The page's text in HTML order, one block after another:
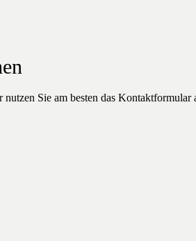
nutzen Sie am besten das Kontaktformular